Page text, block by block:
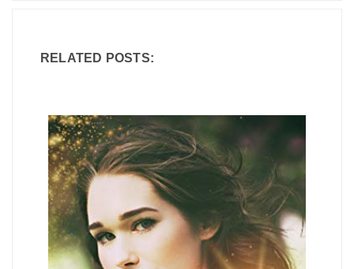
RELATED POSTS: